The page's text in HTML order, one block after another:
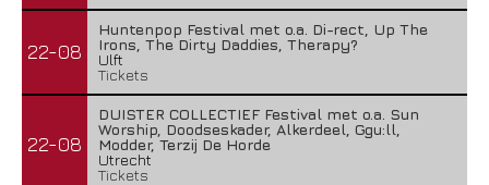
22-08
Huntenpop Festival met o.a. Di-rect, Up The
Irons, The Dirty Daddies, Therapy?
Ulft
Tickets
22-08
DUISTER COLLECTIEF Festival met o.a. Sun
Worship, Doodseskader, Alkerdeel, Ggu:ll,
Modder, Terzij De Horde
Utrecht
Tickets